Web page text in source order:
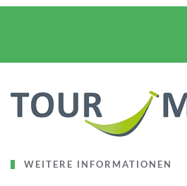
WEITERE INFORMATIONEN